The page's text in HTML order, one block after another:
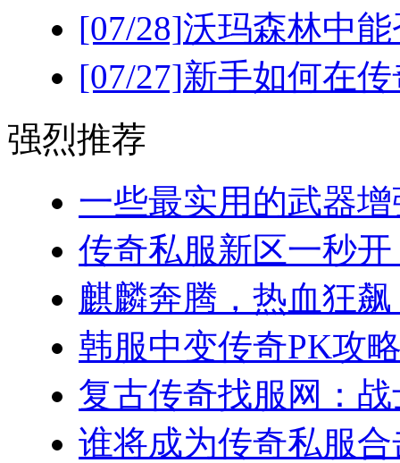
[07/28]沃玛森林中
[07/27]新手如何在
强烈推荐
一些最实用的武器
传奇私服新区一秒开
麒麟奔腾，热血狂
韩服中变传奇PK攻
复古传奇找服网：
谁将成为传奇私服